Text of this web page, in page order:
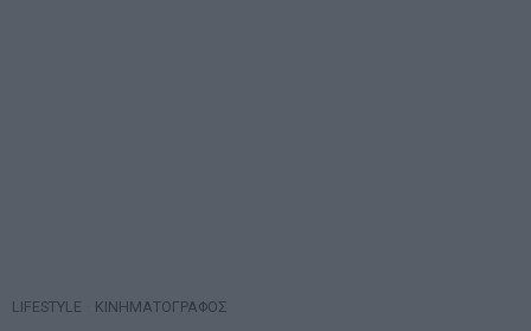
LIFESTYLE ΚΙΝΗΜΑΤΟΓΡΑΦΟΣ